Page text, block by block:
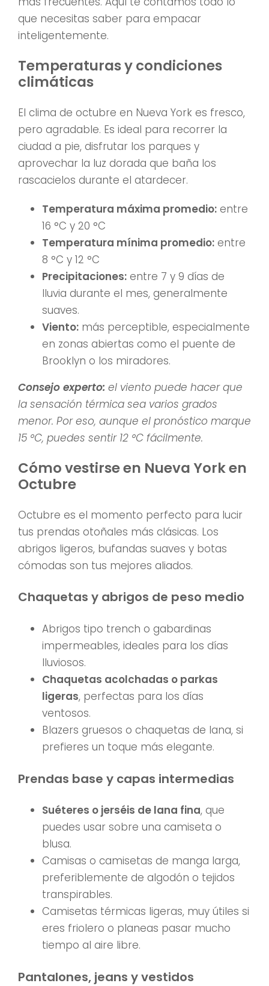
que necesitas saber para empacar
inteligentemente.
Temperaturas y condiciones
climáticas
El clima de octubre en Nueva York es fresco,
pero agradable. Es ideal para recorrer la
ciudad a pie, disfrutar los parques y
aprovechar la luz dorada que baña los
rascacielos durante el atardecer.
Temperatura máxima promedio: entre
16 °C y 20 °C
Temperatura mínima promedio: entre
8 °C y 12 °C
Precipitaciones: entre 7 y 9 días de
lluvia durante el mes, generalmente
suaves.
Viento: más perceptible, especialmente
en zonas abiertas como el puente de
Brooklyn o los miradores.
Consejo experto: el viento puede hacer que
la sensación térmica sea varios grados
menor. Por eso, aunque el pronóstico marque
15 °C, puedes sentir 12 °C fácilmente.
Cómo vestirse en Nueva York en
Octubre
Octubre es el momento perfecto para lucir
tus prendas otoñales más clásicas. Los
abrigos ligeros, bufandas suaves y botas
cómodas son tus mejores aliados.
Chaquetas y abrigos de peso medio
Abrigos tipo trench o gabardinas
impermeables, ideales para los días
lluviosos.
Chaquetas acolchadas o parkas
ligeras, perfectas para los días
ventosos.
Blazers gruesos o chaquetas de lana, si
prefieres un toque más elegante.
Prendas base y capas intermedias
Suéteres o jerséis de lana fina, que
puedes usar sobre una camiseta o
blusa.
Camisas o camisetas de manga larga,
preferiblemente de algodón o tejidos
transpirables.
Camisetas térmicas ligeras, muy útiles si
eres friolero o planeas pasar mucho
tiempo al aire libre.
Pantalones, jeans y vestidos